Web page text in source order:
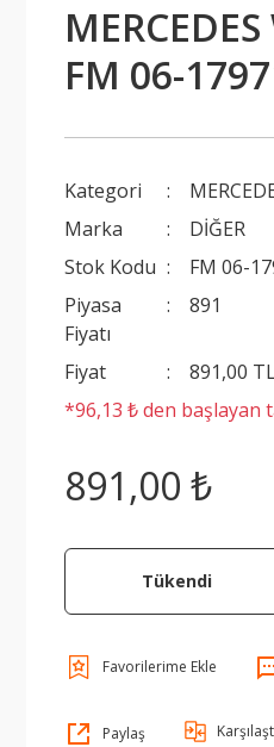
FM 06-
Kategori
Marka
DİĞER
Stok Kodu
FM 06-
Piyasa
Fiyatı
891
Fiyat
891,00
*96,13 ₺ den başlayan
891,00 ₺
Tükendi
Paylaş